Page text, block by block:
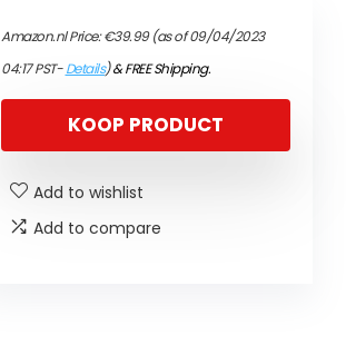
Amazon.nl Price:€39.99(as of 09/04/2023
04:17 PST-Details)&FREE Shipping.
KOOP PRODUCT
Add to wishlist
Add to compare